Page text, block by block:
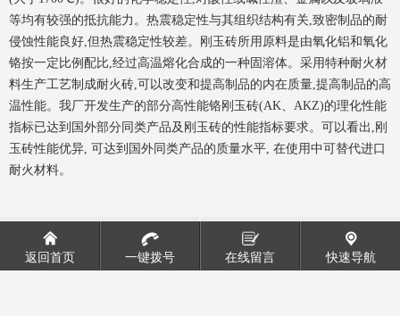
等均有较强的抵抗能力。热震稳定性与其组织结构有关,致密制品的耐
侵蚀性能良好,但热震稳定性较差。刚玉砖所用原料是由氧化铝和氧化
铬按一定比例配比,经过高温熔化合成的一种固溶体。采用特种耐火材
料生产工艺制成耐火砖,可以改变和提高制品的内在质量,提高制品的高
温性能。我厂开发生产的部分高性能铬刚玉砖(AK、AKZ)的理化性能
指标已达到国外部分同类产品及刚玉砖的性能指标要求。可以看出,刚
玉砖性能优异, 可达到国外同类产品的质量水平, 在使用中可替代进口
耐火材料。
景观砖 浇注预制件
返回首页 一键拨号 在线留言 快速导航